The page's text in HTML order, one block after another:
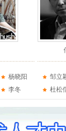
杨晓阳
邹立
李冬 杜松